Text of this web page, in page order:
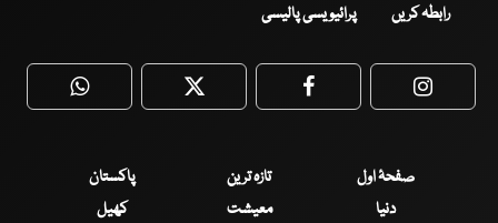
رابطہ کریں پرائیویسی پالیسی
WhatsApp Twitter Facebook
صفحۂ اول تازہ ترین
پاکستان
دنیا
معیشت
کھیل